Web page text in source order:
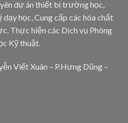
dự án thiết bị trường học,
học, Cung cấp các hóa chất
Thực hiện các Dịch vụ Phòng
Kỹ thuật.
Viết Xuân – P.Hưng Dũng –